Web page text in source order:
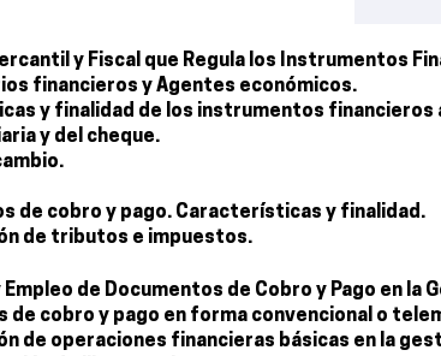
y Fiscal que Regula los Instrumentos
financieros y Agentes económicos.
y finalidad de los instrumentos financieros
y del cheque.
de cobro y pago. Características y finalidad.
de tributos e impuestos.
de Documentos de Cobro y Pago en la
de cobro y pago en forma convencional o
de operaciones financieras básicas en la